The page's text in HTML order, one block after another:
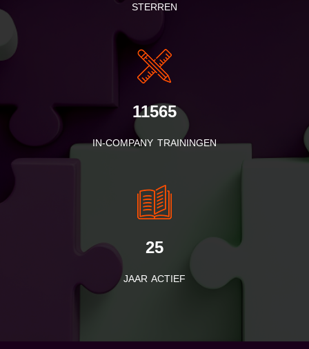
STERREN
11565
IN-COMPANY TRAININGEN
25
JAAR ACTIEF